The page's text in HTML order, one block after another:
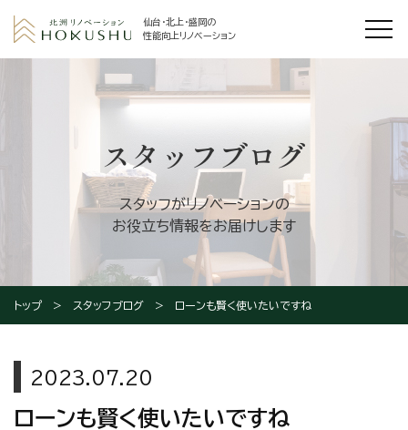
仙台・北上・盛岡の
性能向上リノベーション
スタッフブログ
スタッフがリノベーションの
お役立ち情報をお届けします
トップ スタッフブログ ローンも賢く使いたいですね
2023.07.20
ローンも賢く使いたいですね